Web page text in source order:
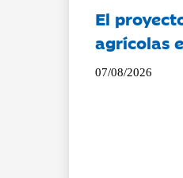
El
agrícolas
07/08/2026